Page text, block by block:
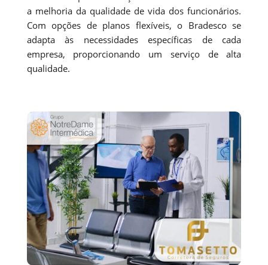
a melhoria da qualidade de vida dos funcionários.
Com opções de planos flexíveis, o Bradesco se
adapta às necessidades específicas de cada
empresa, proporcionando um serviço de alta
qualidade.